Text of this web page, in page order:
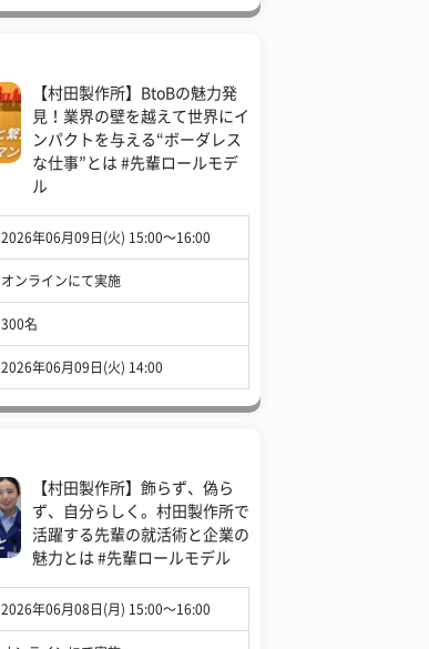
【村田製作所】BtoBの魅力発
見！業界の壁を越えて世界にイ
ンパクトを与える“ボーダレス
な仕事”とは #先輩ロールモデ
ル
2026年06月09日(火) 15:00〜16:00
オンラインにて実施
300名
2026年06月09日(火) 14:00
【村田製作所】飾らず、偽ら
ず、自分らしく。村田製作所で
活躍する先輩の就活術と企業の
魅力とは #先輩ロールモデル
2026年06月08日(月) 15:00〜16:00